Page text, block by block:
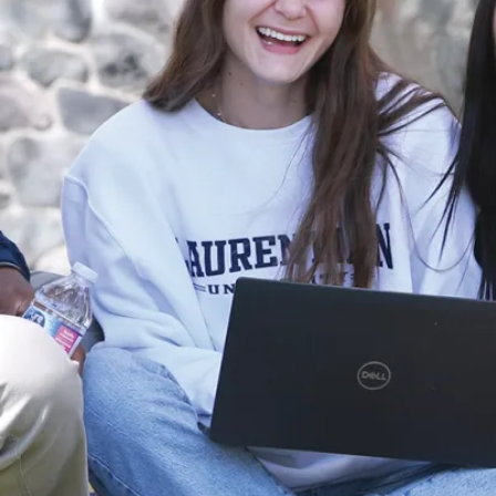
Séances de Yoga Gratuites
pour Étudiants, Personnel et
Corps